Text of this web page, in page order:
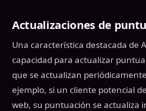
Actualizaciones de
Una característica destacada de
capacidad para actualizar
que se actualizan
ejemplo, si un cliente potencial
web, su puntuación se actualiza